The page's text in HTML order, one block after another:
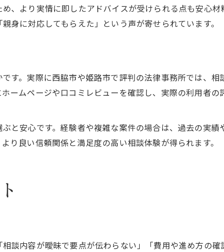
ーや体験談も参考に
用の理解が重要
、より実情に即したアドバイスが受けられる点も安心材
身に対応してもらえた」という声が寄せられています。
す。実際に西脇市や姫路市で評判の法律事務所では、相
ームページや口コミレビューを確認し、実際の利用者の
と安心です。経験者や複雑な案件の場合は、過去の実績
良い信頼関係と満足度の高い相談体験が得られます。
談内容が曖昧で要点が伝わらない」「費用や進め方の確